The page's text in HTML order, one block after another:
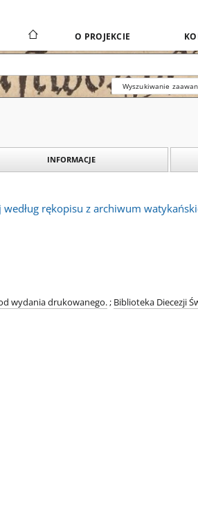
O PROJEKCIE
Wyszukiwanie
INFORMACJE
rękopisu z archiwum
wydania drukowanego.; Biblioteka Diecezji